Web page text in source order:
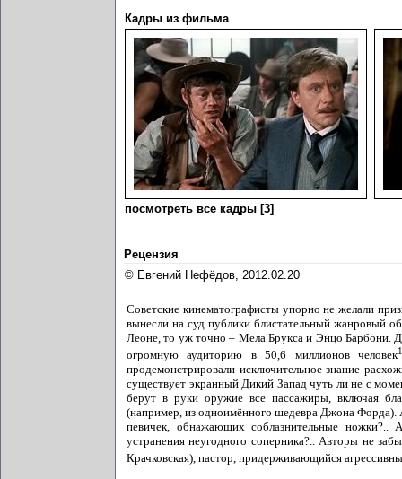
Кадры из фильма
посмотреть все кадры [3]
Рецензия
© Евгений Нефёдов, 2012.02.20
Советские кинематографисты упорно не желали
вынесли на суд публики блистательный жанровый
Леоне, то уж точно – Мела Брукса и Энцо Барбони.
огромную аудиторию в 50,6 миллионов человек
продемонстрировали исключительное знание
существует экранный Дикий Запад чуть ли не с
берут в руки оружие все пассажиры, включая
(например, из одноимённого шедевра Джона Форда).
певичек, обнажающих соблазнительные ножки?..
устранения неугодного соперника?.. Авторы не
Крачковская), пастор, придерживающийся